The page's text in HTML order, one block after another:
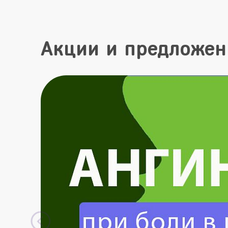
Акции и